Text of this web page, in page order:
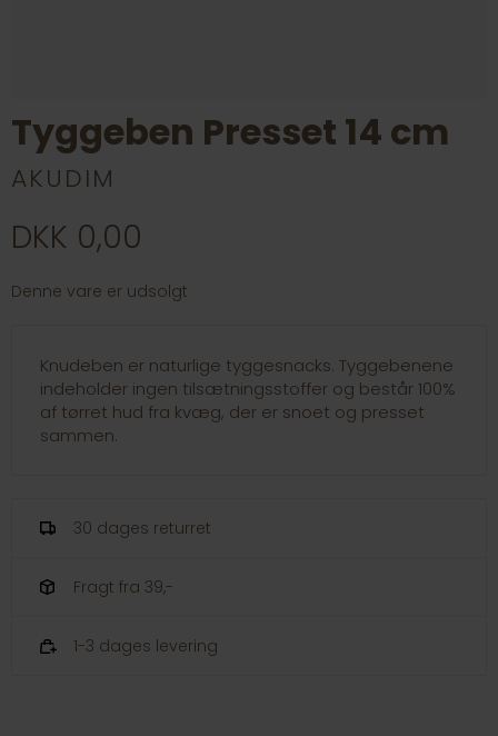
Tyggeben Presset 14 cm
AKUDIM
DKK 0,00
Denne vare er udsolgt
Knudeben er naturlige tyggesnacks. Tyggebenene
indeholder ingen tilsætningsstoffer og består 100%
af tørret hud fra kvæg, der er snoet og presset
sammen.
30 dages returret
Fragt fra 39,-
1-3 dages levering